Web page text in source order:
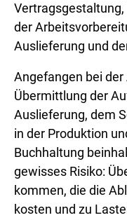
der
Auslieferung und
Angefangen bei
Übermittlung der
Auslieferung, dem
in der Produktion
Buchhaltung
gewisses Risiko:
kommen, die die
kosten und zu